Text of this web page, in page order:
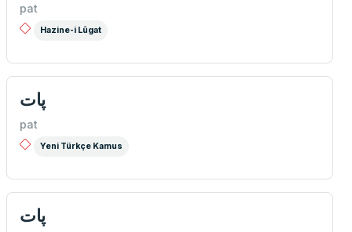
pat
Hazine-i Lûgat
پات
pat
Yeni Türkçe Kamus
پات